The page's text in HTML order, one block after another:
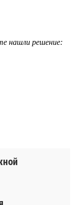
нашли решение: